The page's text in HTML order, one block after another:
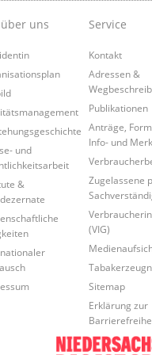
uns
und
&
Service
Kontakt
Adressen &
Publikationen
Anträge,
Info- und
Zugelassene
(VIG)
Sitemap
Erklärung zur